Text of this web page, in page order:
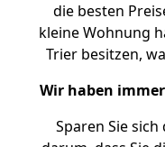
die besten
kleine Wohnung
Trier besitzen,
Wir haben
Sparen Sie